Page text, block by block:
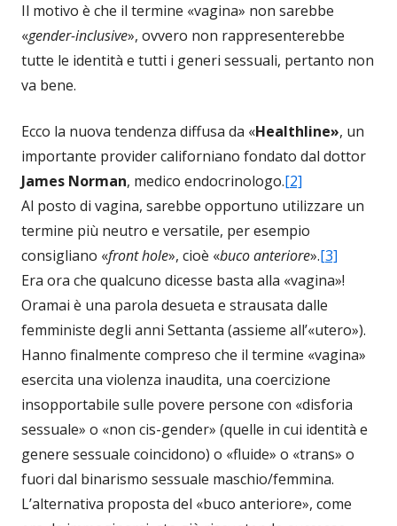
Il motivo è che il termine «vagina» non sarebbe
«gender-inclusive», ovvero non rappresenterebbe
tutte le identità e tutti i generi sessuali, pertanto non
va bene.
Ecco la nuova tendenza diffusa da «Healthline», un
importante provider californiano fondato dal dottor
James Norman, medico endocrinologo.[2]
Al posto di vagina, sarebbe opportuno utilizzare un
termine più neutro e versatile, per esempio
consigliano «front hole», cioè «buco anteriore».[3]
Era ora che qualcuno dicesse basta alla «vagina»!
Oramai è una parola desueta e strausata dalle
femministe degli anni Settanta (assieme all’«utero»).
Hanno finalmente compreso che il termine «vagina»
esercita una violenza inaudita, una coercizione
insopportabile sulle povere persone con «disforia
sessuale» o «non cis-gender» (quelle in cui identità e
genere sessuale coincidono) o «fluide» o «trans» o
fuori dal binarismo sessuale maschio/femmina.
L’alternativa proposta del «buco anteriore», come